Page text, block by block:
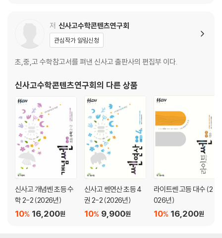
저 신사고수학콘텐츠연구회
관심작가 알림신청
초,중,고 수학참고서를 펴낸 신사고 출판사의 편집부 이다.
신사고수학콘텐츠연구회의 다른 상품
신사고 개념쎈 초등 수
학 2-2 (2026년)
16,200원
10%
신사고 쎈연산 초등 4
권 2-2 (2026년)
9,900원
10%
라이트쎈 고등 대수 (2
026년)
16,200원
10%